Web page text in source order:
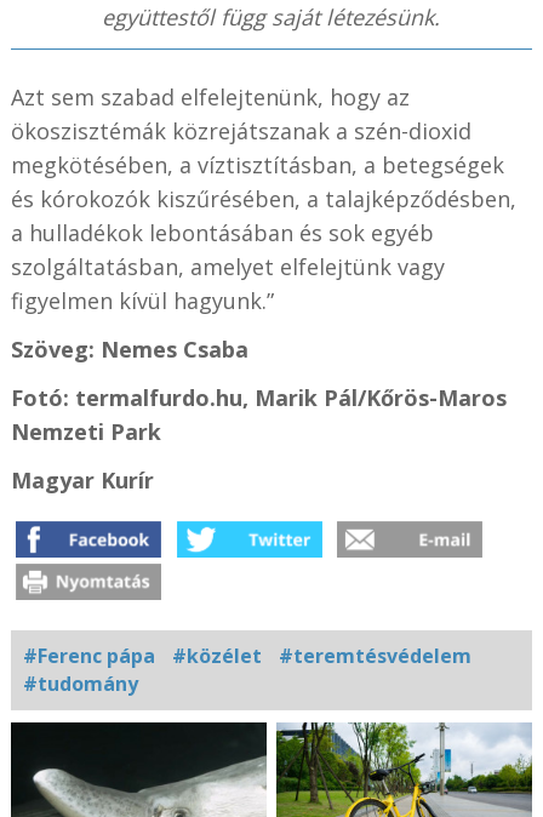
együttestől függ saját létezésünk.
Azt sem szabad elfelejtenünk, hogy az
ökoszisztémák közrejátszanak a szén-dioxid
megkötésében, a víztisztításban, a betegségek
és kórokozók kiszűrésében, a talajképződésben,
a hulladékok lebontásában és sok egyéb
szolgáltatásban, amelyet elfelejtünk vagy
figyelmen kívül hagyunk.”
Szöveg: Nemes Csaba
Fotó: termalfurdo.hu, Marik Pál/Kőrös-Maros
Nemzeti Park
Magyar Kurír
#Ferenc pápa #közélet
#teremtésvédelem
#tudomány
fotógaléria